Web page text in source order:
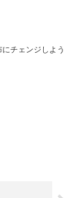
チェンジしよう